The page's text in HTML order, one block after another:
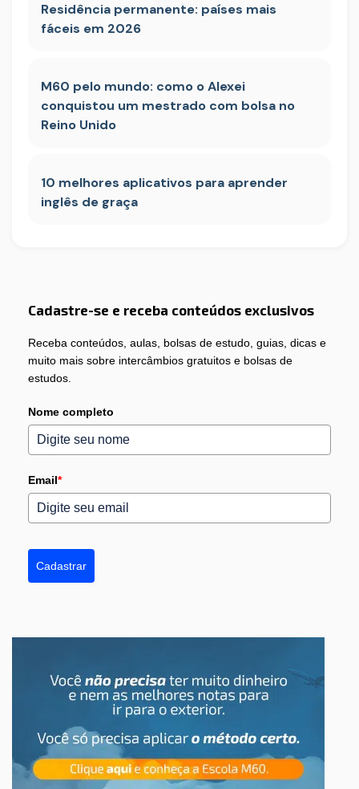
Residência permanente: países mais
fáceis em 2026
M60 pelo mundo: como o Alexei
conquistou um mestrado com bolsa no
Reino Unido
10 melhores aplicativos para aprender
inglês de graça
Cadastre-se e receba conteúdos exclusivos
Receba conteúdos, aulas, bolsas de estudo, guias, dicas e
muito mais sobre intercâmbios gratuitos e bolsas de
estudos.
Nome completo
Email*
Cadastrar